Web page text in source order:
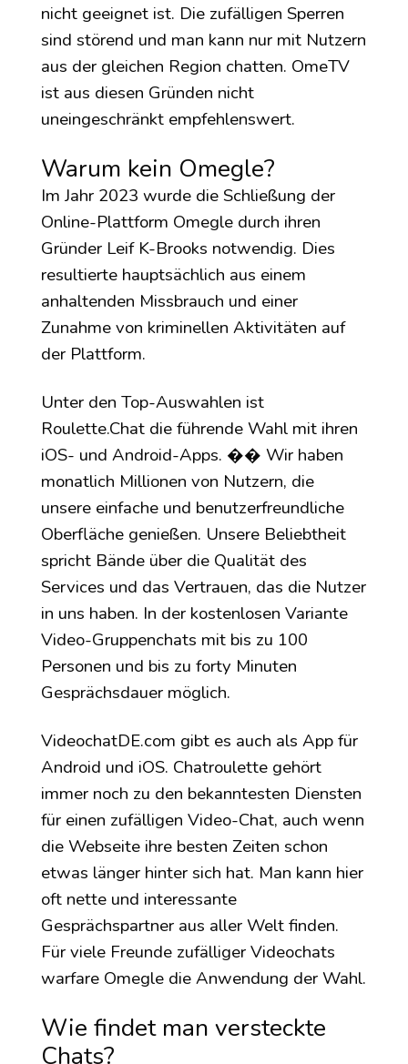
nicht geeignet ist. Die zufälligen Sperren
sind störend und man kann nur mit Nutzern
aus der gleichen Region chatten. OmeTV
ist aus diesen Gründen nicht
uneingeschränkt empfehlenswert.
Warum kein Omegle?
Im Jahr 2023 wurde die Schließung der
Online-Plattform Omegle durch ihren
Gründer Leif K-Brooks notwendig. Dies
resultierte hauptsächlich aus einem
anhaltenden Missbrauch und einer
Zunahme von kriminellen Aktivitäten auf
der Plattform.
Unter den Top-Auswahlen ist
Roulette.Chat die führende Wahl mit ihren
iOS- und Android-Apps. �� Wir haben
monatlich Millionen von Nutzern, die
unsere einfache und benutzerfreundliche
Oberfläche genießen. Unsere Beliebtheit
spricht Bände über die Qualität des
Services und das Vertrauen, das die Nutzer
in uns haben. In der kostenlosen Variante
Video-Gruppenchats mit bis zu 100
Personen und bis zu forty Minuten
Gesprächsdauer möglich.
VideochatDE.com gibt es auch als App für
Android und iOS. Chatroulette gehört
immer noch zu den bekanntesten Diensten
für einen zufälligen Video-Chat, auch wenn
die Webseite ihre besten Zeiten schon
etwas länger hinter sich hat. Man kann hier
oft nette und interessante
Gesprächspartner aus aller Welt finden.
Für viele Freunde zufälliger Videochats
warfare Omegle die Anwendung der Wahl.
Wie findet man versteckte
Chats?